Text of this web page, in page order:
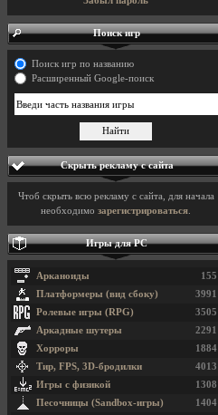
Поиск игр
Поиск игр по названию
Расширенный Google-поиск
Скрыть рекламу с сайта
Чтоб скрыть всю рекламу с сайта, для начала
необходимо зарегистрироваться
Игры для PC
155
Арканоиды
3991
Платформеры (вид сбоку)
3505
Ролевые игры (RPG)
2291
Аркадные шутеры
1884
Хорроры
4013
Тир, FPS, 3D-бродилки
1308
Игры с физикой
1404
Песочницы (Sandbox-игры)